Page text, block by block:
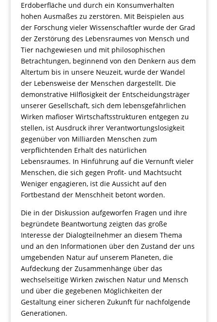
Erdoberfläche und durch ein Konsumverhalten
hohen Ausmaßes zu zerstören. Mit Beispielen aus
der Forschung vieler Wissenschaftler wurde der Grad
der Zerstörung des Lebensraumes von Mensch und
Tier nachgewiesen und mit philosophischen
Betrachtungen, beginnend von den Denkern aus dem
Altertum bis in unsere Neuzeit, wurde der Wandel
der Lebensweise der Menschen dargestellt. Die
demonstrative Hilflosigkeit der Entscheidungsträger
unserer Gesellschaft, sich dem lebensgefährlichen
Wirken mafioser Wirtschaftsstrukturen entgegen zu
stellen, ist Ausdruck ihrer Verantwortungslosigkeit
gegenüber von Milliarden Menschen zum
verpflichtenden Erhalt des natürlichen
Lebensraumes. In Hinführung auf die Vernunft vieler
Menschen, die sich gegen Profit- und Machtsucht
Weniger engagieren, ist die Aussicht auf den
Fortbestand der Menschheit betont worden.
Die in der Diskussion aufgeworfen Fragen und ihre
begründete Beantwortung zeigten das große
Interesse der Dialogteilnehmer an diesem Thema
und an den Informationen über den Zustand der uns
umgebenden Natur auf unserem Planeten, die
Aufdeckung der Zusammenhänge über das
wechselseitige Wirken zwischen Natur und Mensch
und über die gegebenen Möglichkeiten der
Gestaltung einer sicheren Zukunft für nachfolgende
Generationen.